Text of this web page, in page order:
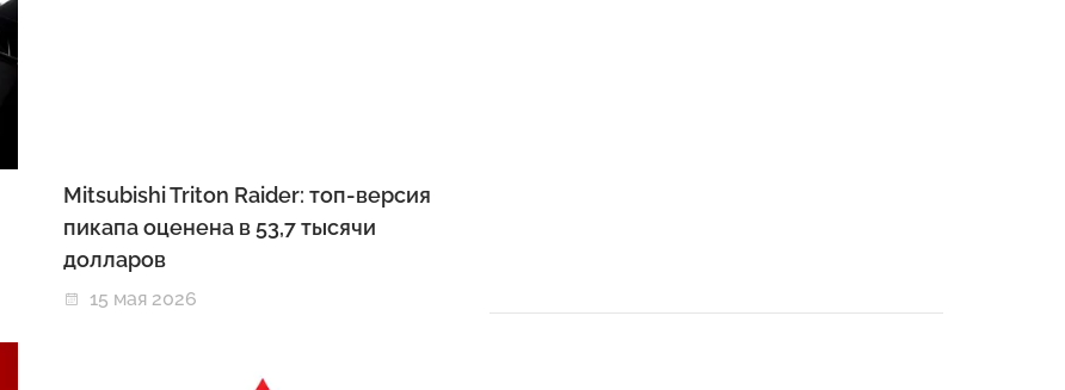
Mitsubishi Triton Raider: топ-версия
пикапа оценена в 53,7 тысячи
долларов
15 мая 2026